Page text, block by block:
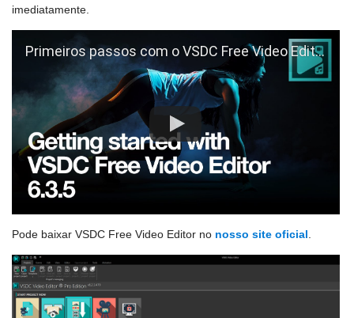
imediatamente.
Primeiros passos com o VSDC Free Video Editor (v.6.3.5 ou posterior)
Pode baixar VSDC Free Video Editor no nosso site oficial